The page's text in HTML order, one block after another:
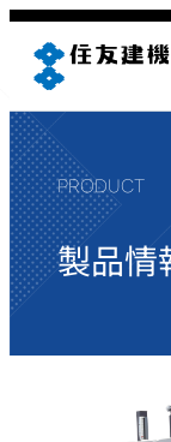
製品情
PRODUCT